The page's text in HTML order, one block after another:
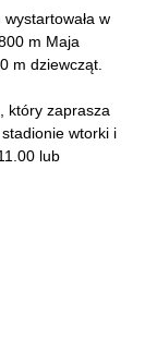
w
m Maja
m dziewcząt.
który zaprasza
wtorki i
lub